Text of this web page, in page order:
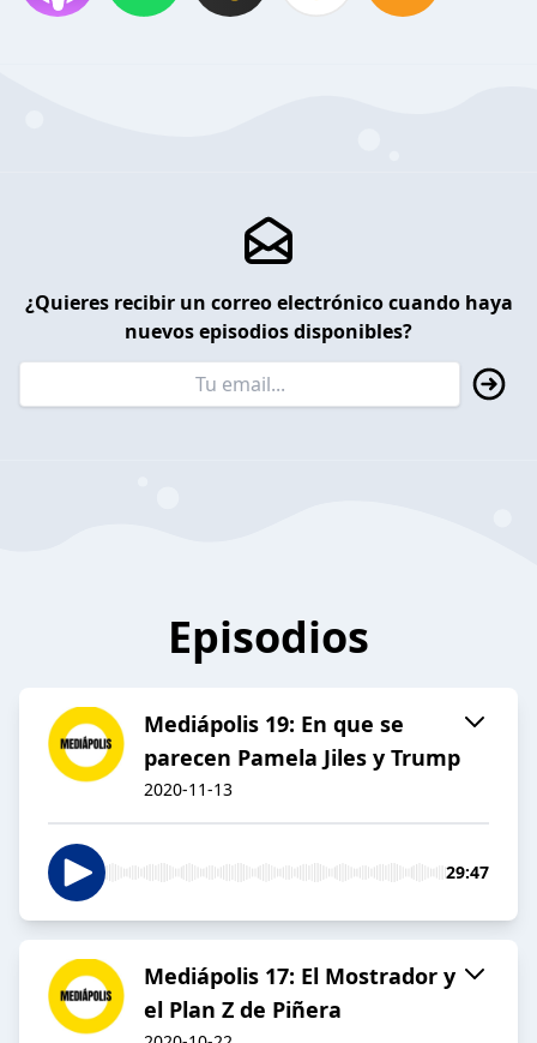
¿Quieres recibir un correo electrónico cuando haya
nuevos episodios disponibles?
Episodios
Mediápolis 19: En que se
parecen Pamela Jiles y Trump
2020-11-13
29:47
Mediápolis 17: El Mostrador y
el Plan Z de Piñera